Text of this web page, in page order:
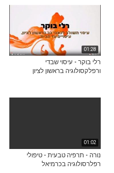
01:28
רלי בוקר - עיסוי שבדי
ורפלקסולוגיה בראשון לציון
01:02
נורה - תרפיה טבעית - טיפולי
רפלרסולוגיה בכרמיאל